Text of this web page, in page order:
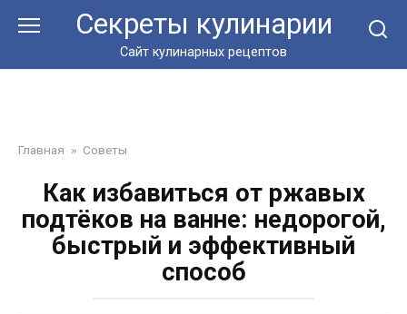
Секреты кулинарии
Сайт кулинарных рецептов
Главная » Советы
Как избавиться от ржавых
подтёков на ванне: недорогой,
быстрый и эффективный
способ